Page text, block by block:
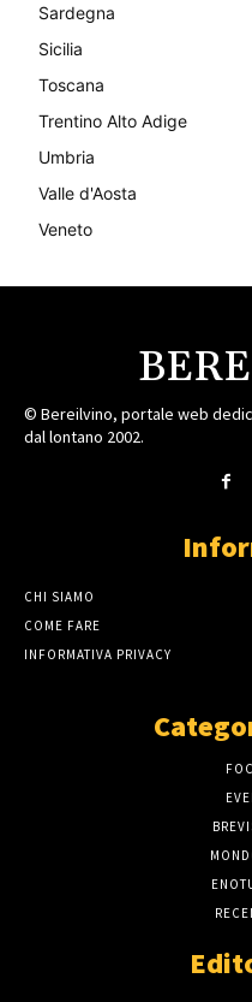
Sardegna
Sicilia
Toscana
Trentino Alto Adige
Umbria
Valle d'Aosta
Veneto
© Bereilvino, portale web
dal lontano 2002.
CHI SIAMO
COME FARE
INFORMATIVA PRIVACY